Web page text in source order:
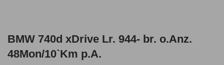
BMW 740d xDrive Lr. 944- br. o.Anz.
48Mon/10`Km p.A.